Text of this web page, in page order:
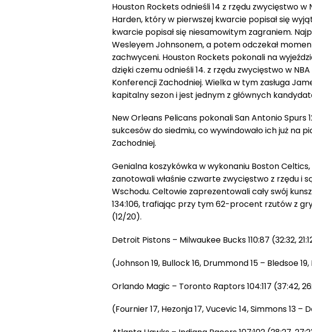
Houston Rockets odnieśli 14 z rzędu zwycięstwo w
Harden, który w pierwszej kwarcie popisał się
kwarcie popisał się niesamowitym zagraniem.
Wesleyem Johnsonem, a potem odczekał
zachwyceni. Houston Rockets pokonali na
dzięki czemu odnieśli 14. z rzędu zwycięstwo w
Konferencji Zachodniej. Wielka w tym zasługa
kapitalny sezon i jest jednym z głównych
New Orleans Pelicans pokonali San Antonio Spurs
sukcesów do siedmiu, co wywindowało ich już na
Zachodniej.
Genialna koszykówka w wykonaniu Boston
zanotowali właśnie czwarte zwycięstwo z rzędu i
Wschodu. Celtowie zaprezentowali cały swój
134:106, trafiając przy tym 62-procent rzutów z
(12/20).
Detroit Pistons – Milwaukee Bucks 110:87 (32:32,
(Johnson 19, Bullock 16, Drummond 15 – Bledsoe
Orlando Magic – Toronto Raptors 104:117 (37:42,
(Fournier 17, Hezonja 17, Vucevic 14, Simmons 13 –